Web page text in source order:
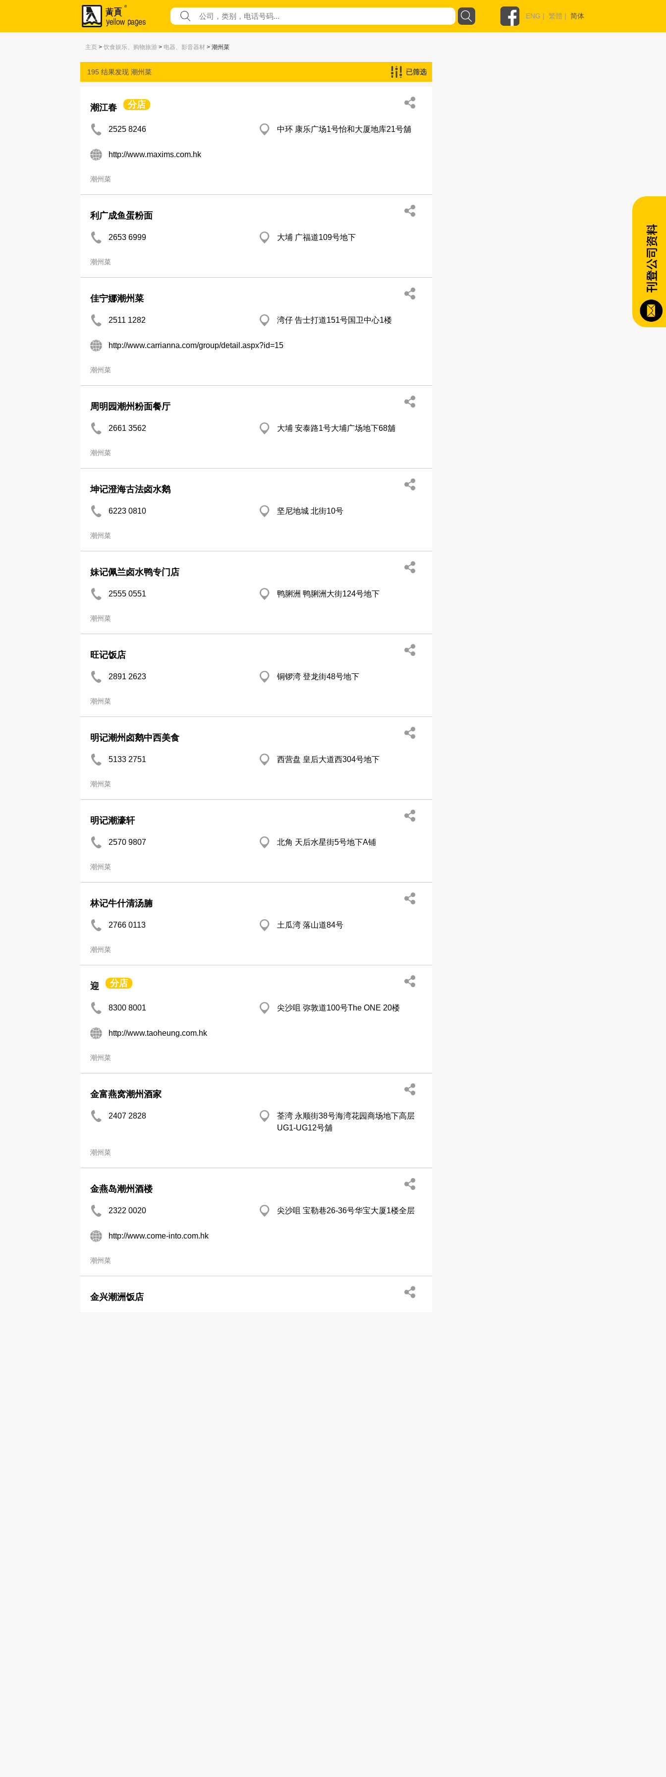
ENG | 繁體 | 简体
主页 > 饮食娱乐、购物旅游 > 电器、影音器材 > 潮州菜
195 结果发现 潮州菜 已筛选
潮江春 分店
2525 8246 中环 康乐广场1号怡和大厦地库21号舖
http://www.maxims.com.hk
潮州菜
利广成鱼蛋粉面
2653 6999 大埔 广福道109号地下
潮州菜
佳宁娜潮州菜
2511 1282 湾仔 告士打道151号国卫中心1楼
http://www.carrianna.com/group/detail.aspx?id=15
潮州菜
周明园潮州粉面餐厅
2661 3562 大埔 安泰路1号大埔广场地下68舖
潮州菜
坤记澄海古法卤水鹅
6223 0810 坚尼地城 北街10号
潮州菜
妹记佩兰卤水鸭专门店
2555 0551 鸭脷洲 鸭脷洲大街124号地下
潮州菜
旺记饭店
2891 2623 铜锣湾 登龙街48号地下
潮州菜
明记潮州卤鹅中西美食
5133 2751 西营盘 皇后大道西304号地下
潮州菜
明记潮濠轩
2570 9807 北角 天后水星街5号地下A铺
潮州菜
林记牛什清汤腩
2766 0113 土瓜湾 落山道84号
潮州菜
迎 分店
8300 8001 尖沙咀 弥敦道100号The ONE 20楼
http://www.taoheung.com.hk
潮州菜
金富燕窝潮州酒家
2407 2828
荃湾 永顺街38号海湾花园商场地下高层
UG1-UG12号舖
潮州菜
金燕岛潮州酒楼
2322 0020 尖沙咀 宝勒巷26-36号华宝大厦1楼全层
http://www.come-into.com.hk
潮州菜
金兴潮洲饭店